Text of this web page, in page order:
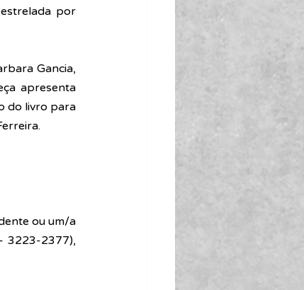
por
Gancia,
apresenta
do livro para
ou um/a
3223-2377),